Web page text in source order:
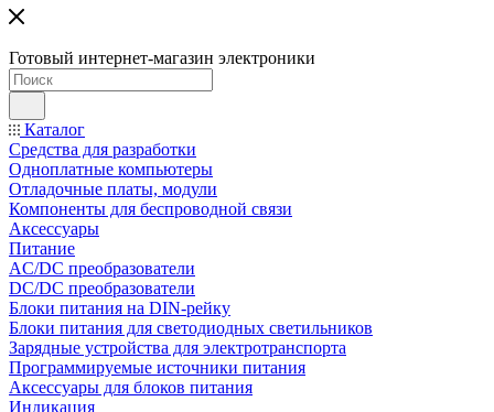
Готовый интернет-магазин электроники
Каталог
Средства для разработки
Одноплатные компьютеры
Отладочные платы, модули
Компоненты для беспроводной связи
Аксессуары
Питание
AC/DC преобразователи
DC/DC преобразователи
Блоки питания на DIN-рейку
Блоки питания для светодиодных светильников
Зарядные устройства для электротранспорта
Программируемые источники питания
Аксессуары для блоков питания
Индикация